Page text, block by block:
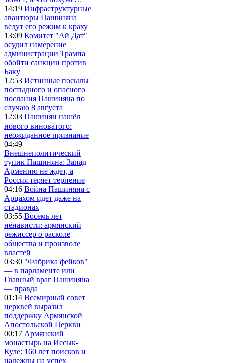
14:19 Инфраструктурные
авантюры Пашиняна
ведут его режим к краху
13:09 Комитет "Ай Дат"
осудил намерение
администрации Трампа
обойти санкции против
Баку
12:53 Истинные посылы
постыдного и опасного
послания Пашиняна по
случаю 8 августа
12:03 Пашинян нашёл
нового виноватого:
неожиданное признание
04:49
Внешнеполитический
тупик Пашиняна: Запад
Армению не ждет, а
Россия теряет терпение
04:16 Война Пашиняна с
Арцахом идет даже на
стадионах
03:55 Восемь лет
ненависти: армянский
режиссер о расколе
общества и произволе
властей
03:30 "Фабрика фейков"
— в парламенте или
Главный враг Пашиняна
— правда
01:14 Всемирный совет
церквей выразил
поддержку Армянской
Апостольской Церкви
00:17 Армянский
монастырь на Иссык-
Куле: 160 лет поисков и
надежды на успех